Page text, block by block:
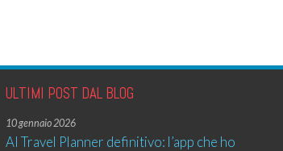
ULTIMI POST DAL BLOG
10 gennaio 2026
AI Travel Planner definitivo: l’app che ho